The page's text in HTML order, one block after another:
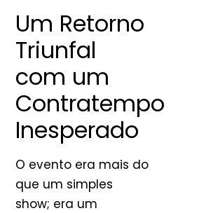
Um Retorno
Triunfal
com um
Contratempo
Inesperado
O evento era mais do
que um simples
show; era um